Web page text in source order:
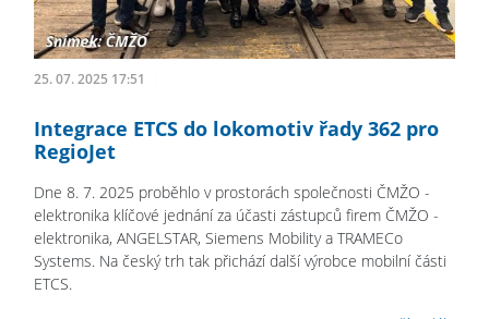
25. 07. 2025 17:51
Integrace ETCS do lokomotiv řady 362 pro
RegioJet
Dne 8. 7. 2025 proběhlo v prostorách společnosti ČMŽO -
elektronika klíčové jednání za účasti zástupců firem ČMŽO -
elektronika, ANGELSTAR, Siemens Mobility a TRAMECo
Systems. Na český trh tak přichází další výrobce mobilní části
ETCS.